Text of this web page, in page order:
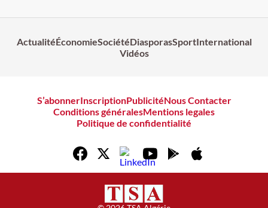
ActualitéÉconomieSociétéDiasporasSportInternational
Vidéos
S’abonnerInscriptionPublicitéNous Contacter
Conditions généralesMentions legales
Politique de confidentialité